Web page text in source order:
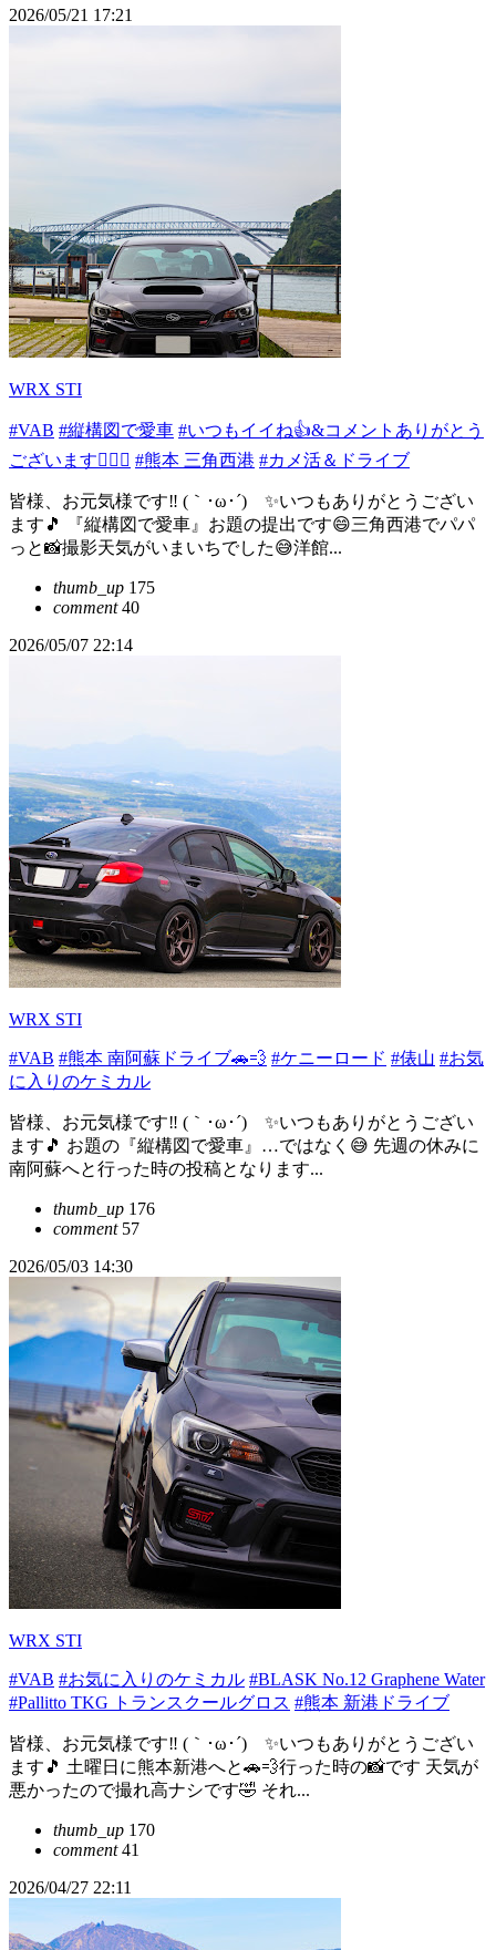
2026/05/21 17:21
WRX STI
#VAB #縦構図で愛車 #いつもイイね👍&コメントありがとう
ございます🙇‍♂✨ #熊本 三角西港 #カメ活＆ドライブ
皆様、お元気様です‼️ (｀･ω･´)ゞ✨いつもありがとうござい
ます🎵 『縦構図で愛車』お題の提出です😄三角西港でパパ
っと📸撮影天気がいまいちでした😅洋館...
thumb_up 175
comment40
2026/05/07 22:14
WRX STI
#VAB #熊本 南阿蘇ドライブ🚗💨 #ケニーロード #俵山 #お気
に入りのケミカル
皆様、お元気様です‼️ (｀･ω･´)ゞ✨いつもありがとうござい
ます🎵 お題の『縦構図で愛車』…ではなく😅 先週の休みに
南阿蘇へと行った時の投稿となります...
thumb_up 176
comment57
2026/05/03 14:30
WRX STI
#VAB #お気に入りのケミカル #BLASK No.12 Graphene Water
#Pallitto TKG トランスクールグロス #熊本 新港ドライブ
皆様、お元気様です‼️ (｀･ω･´)ゞ✨いつもありがとうござい
ます🎵 土曜日に熊本新港へと🚗💨行った時の📸です 天気が
悪かったので撮れ高ナシです🤣 それ...
thumb_up 170
comment41
2026/04/27 22:11